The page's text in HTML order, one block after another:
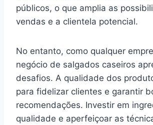
públicos, o que amplia as
vendas e a clientela potencial.
No entanto, como qualquer
negócio de salgados caseiros
desafios. A qualidade dos
para fidelizar clientes e garantir
recomendações. Investir em
qualidade e aperfeiçoar as